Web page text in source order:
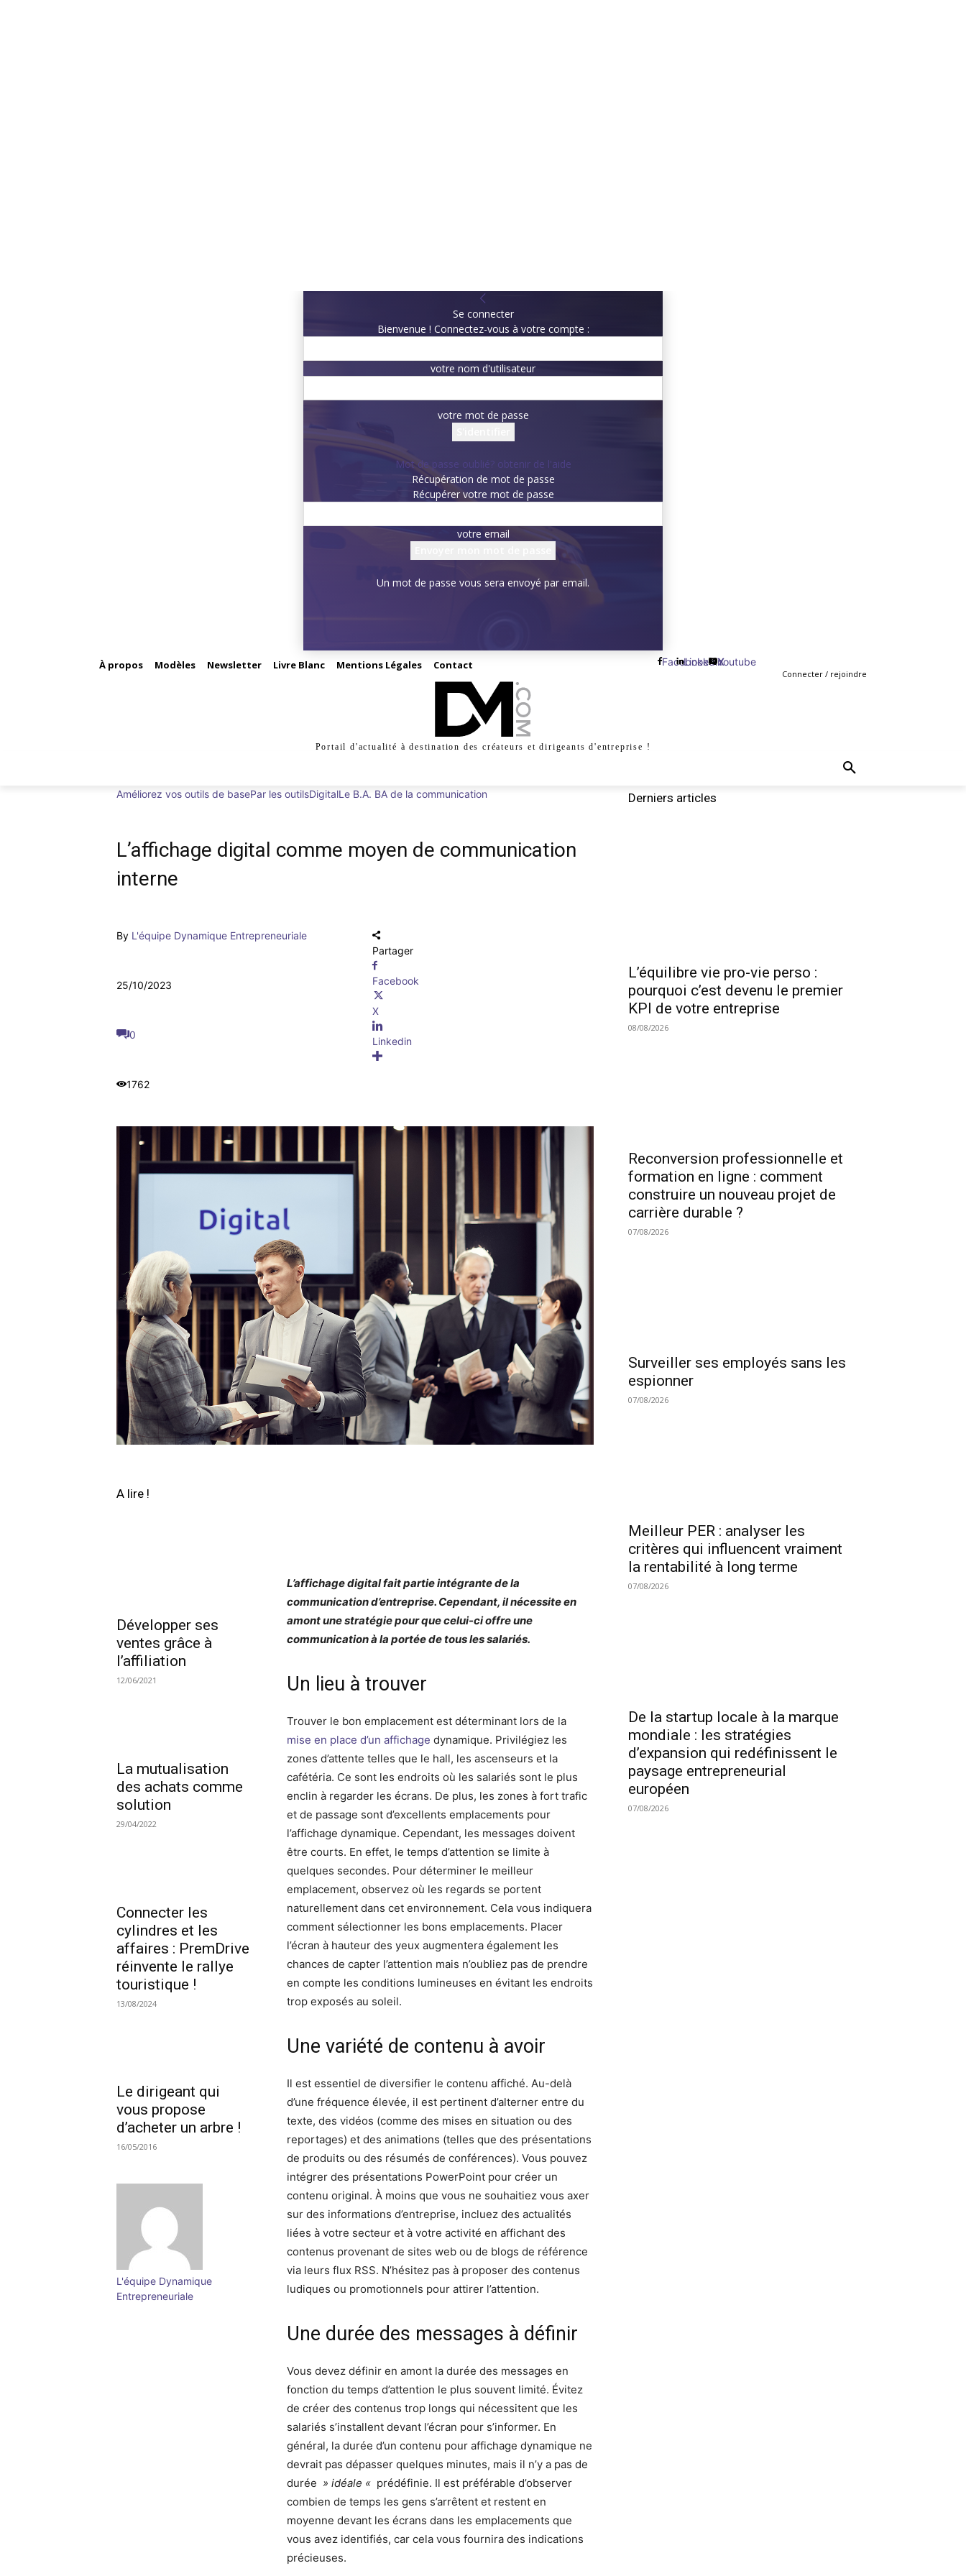
Se connecter
Bienvenue ! Connectez-vous à votre compte :
votre nom d'utilisateur
votre mot de passe
Mot de passe oublié? obtenir de l'aide
Récupération de mot de passe
Récupérer votre mot de passe
votre email
Un mot de passe vous sera envoyé par email.
À propos Modèles Newsletter Livre Blanc Mentions Légales Contact Facebook
Linkedin
X
Youtube
Connecter / rejoindre
Portail d'actualité à destination des créateurs et dirigeants d'entreprise !
Améliorez vos outils de basePar les outilsDigitalLe B.A. BA de la communication
L’affichage digital comme moyen de communication
interne
By L'équipe Dynamique Entrepreneuriale
25/10/2023
0
1762
Partager
Facebook
X
Linkedin
A lire !
Développer ses
ventes grâce à
l’affiliation
12/06/2021
La mutualisation
des achats comme
solution
29/04/2022
Connecter les
cylindres et les
affaires : PremDrive
réinvente le rallye
touristique !
13/08/2024
Le dirigeant qui
vous propose
d’acheter un arbre !
16/05/2016
L'équipe Dynamique
Entrepreneuriale
L’affichage digital fait partie intégrante de la
communication d’entreprise. Cependant, il nécessite en
amont une stratégie pour que celui-ci offre une
communication à la portée de tous les salariés.
Un lieu à trouver
Trouver le bon emplacement est déterminant lors de la
mise en place d’un affichage dynamique. Privilégiez les
zones d’attente telles que le hall, les ascenseurs et la
cafétéria. Ce sont les endroits où les salariés sont le plus
enclin à regarder les écrans. De plus, les zones à fort trafic
et de passage sont d’excellents emplacements pour
l’affichage dynamique. Cependant, les messages doivent
être courts. En effet, le temps d’attention se limite à
quelques secondes. Pour déterminer le meilleur
emplacement, observez où les regards se portent
naturellement dans cet environnement. Cela vous indiquera
comment sélectionner les bons emplacements. Placer
l’écran à hauteur des yeux augmentera également les
chances de capter l’attention mais n’oubliez pas de prendre
en compte les conditions lumineuses en évitant les endroits
trop exposés au soleil.
Une variété de contenu à avoir
Il est essentiel de diversifier le contenu affiché. Au-delà
d’une fréquence élevée, il est pertinent d’alterner entre du
texte, des vidéos (comme des mises en situation ou des
reportages) et des animations (telles que des présentations
de produits ou des résumés de conférences). Vous pouvez
intégrer des présentations PowerPoint pour créer un
contenu original. À moins que vous ne souhaitiez vous axer
sur des informations d’entreprise, incluez des actualités
liées à votre secteur et à votre activité en affichant des
contenus provenant de sites web ou de blogs de référence
via leurs flux RSS. N’hésitez pas à proposer des contenus
ludiques ou promotionnels pour attirer l’attention.
Une durée des messages à définir
Vous devez définir en amont la durée des messages en
fonction du temps d’attention le plus souvent limité. Évitez
de créer des contenus trop longs qui nécessitent que les
salariés s’installent devant l’écran pour s’informer. En
général, la durée d’un contenu pour affichage dynamique ne
devrait pas dépasser quelques minutes, mais il n’y a pas de
durée » idéale « prédéfinie. Il est préférable d’observer
combien de temps les gens s’arrêtent et restent en
moyenne devant les écrans dans les emplacements que
vous avez identifiés, car cela vous fournira des indications
précieuses.
Derniers articles
L’équilibre vie pro-vie perso :
pourquoi c’est devenu le premier
KPI de votre entreprise
08/08/2026
Reconversion professionnelle et
formation en ligne : comment
construire un nouveau projet de
carrière durable ?
07/08/2026
Surveiller ses employés sans les
espionner
07/08/2026
Meilleur PER : analyser les
critères qui influencent vraiment
la rentabilité à long terme
07/08/2026
De la startup locale à la marque
mondiale : les stratégies
d’expansion qui redéfinissent le
paysage entrepreneurial
européen
07/08/2026